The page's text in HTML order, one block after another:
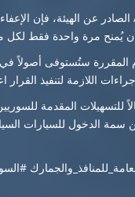
القرار رقم /59/ الصادر عن
يُمنح مرة واحدة فقط لكل
المقررة ستُستوفى أصولاً
اللازمة لتنفيذ
سمة الدخول للسيارات